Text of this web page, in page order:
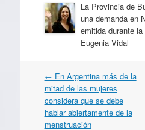
La Provincia de
una demanda en
emitida durante
Eugenia Vidal
Navegación
por
artículos
← En Argentina más de la
mitad de las mujeres
considera que se debe
hablar abiertamente de la
menstruación